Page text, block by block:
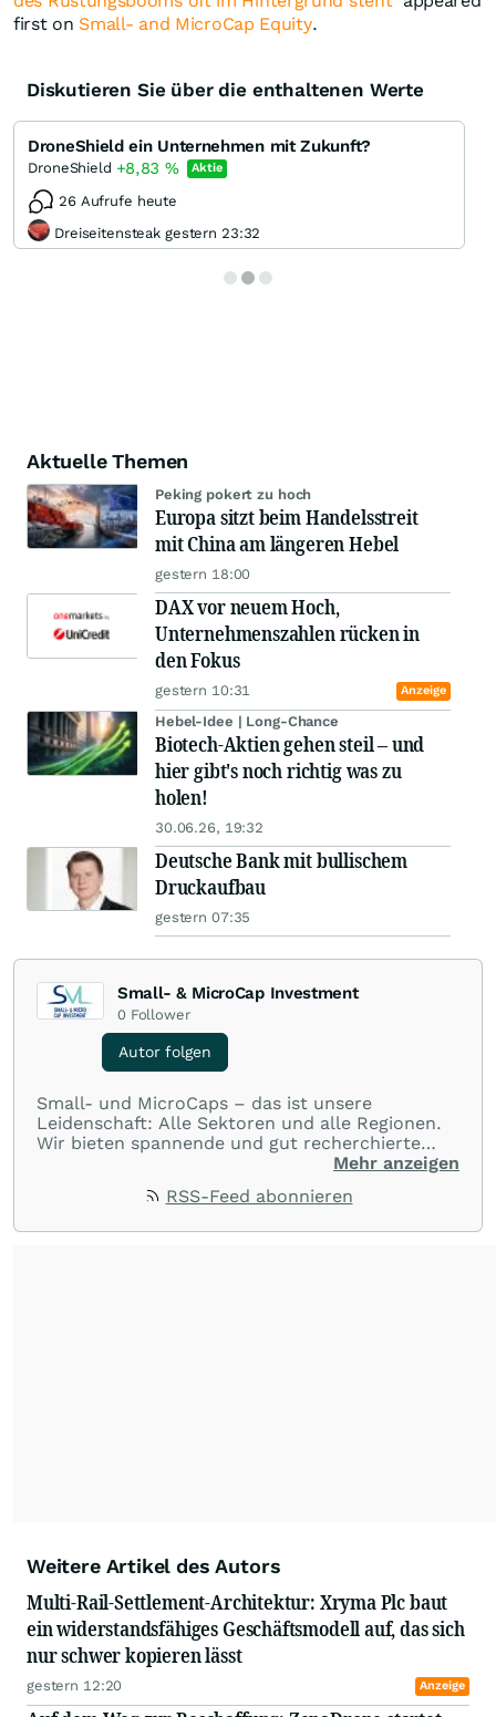
first on Small- and MicroCap Equity.
Diskutieren Sie über die enthaltenen Werte
DroneShield ein Unternehmen mit Zukunft?
DroneShield +8,83 % Aktie
26 Aufrufe heute
Dreiseitensteak gestern 23:32
Aktuelle Themen
Peking pokert zu hoch
Europa sitzt beim Handelsstreit
mit China am längeren Hebel
gestern 18:00
DAX vor neuem Hoch,
Unternehmenszahlen rücken in
den Fokus
gestern 10:31 Anzeige
Hebel-Idee | Long-Chance
Biotech-Aktien gehen steil – und
hier gibt's noch richtig was zu
holen!
30.06.26, 19:32
Deutsche Bank mit bullischem
Druckaufbau
gestern 07:35
Small- & MicroCap Investment
0 Follower
Autor folgen
Small- und MicroCaps – das ist unsere
Leidenschaft: Alle Sektoren und alle Regionen.
Wir bieten spannende und gut recherchierte
Einblicke in branchen- und marktbezogene
umfangreiche Erfahrungen in der Branche und
Mehr anzeigen
RSS-Feed abonnieren
Weitere Artikel des Autors
Multi-Rail-Settlement-Architektur: Xryma Plc baut
ein widerstandsfähiges Geschäftsmodell auf, das sich
nur schwer kopieren lässt
gestern 12:20 Anzeige